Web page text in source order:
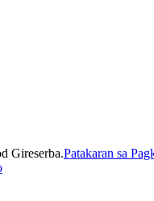
Gireserba.Patakaran sa